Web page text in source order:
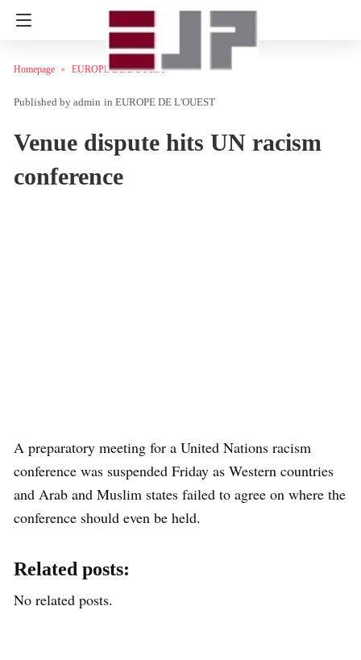
Homepage EUROPE DE L'OUEST
admin in EUROPE DE L'OUEST
Venue dispute hits UN racism
conference
A preparatory meeting for a United Nations racism
conference was suspended Friday as Western countries
and Arab and Muslim states failed to agree on where the
conference should even be held.
Related posts:
No related posts.